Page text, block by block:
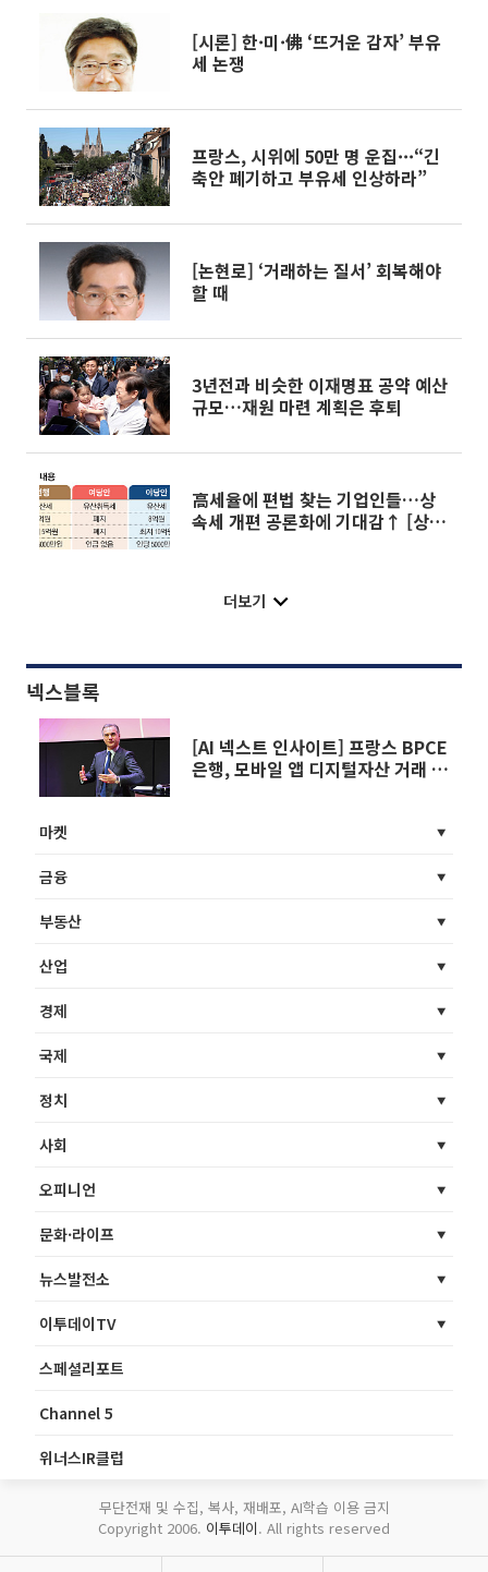
[시론] 한·미·佛 ‘뜨거운 감자’ 부유
세 논쟁
프랑스, 시위에 50만 명 운집···“긴
축안 폐기하고 부유세 인상하라”
[논현로] ‘거래하는 질서’ 회복해야
할 때
3년전과 비슷한 이재명표 공약 예산
규모…재원 마련 계획은 후퇴
高세율에 편법 찾는 기업인들…상
속세 개편 공론화에 기대감↑ [상속
더보기
넥스블록
[AI 넥스트 인사이트] 프랑스 BPCE
은행, 모바일 앱 디지털자산 거래 지
마켓
금융
부동산
산업
경제
국제
정치
사회
오피니언
문화·라이프
뉴스발전소
이투데이TV
스페셜리포트
Channel 5
위너스IR클럽
무단전재 및 수집, 복사, 재배포, AI학습 이용 금지
Copyright 2006. 이투데이. All rights reserved